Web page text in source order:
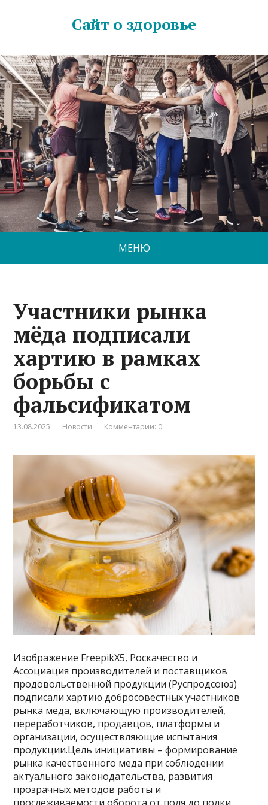
Сайт о здоровье
МЕНЮ
Участники рынка
мёда подписали
хартию в рамках
борьбы с
фальсификатом
13.08.2025 Новости Комментарии: 0
Изображение FreepikХ5, Роскачество и
Ассоциация производителей и поставщиков
продовольственной продукции (Руспродсоюз)
подписали хартию добросовестных участников
рынка мёда, включающую производителей,
переработчиков, продавцов, платформы и
организации, осуществляющие испытания
продукции.Цель инициативы – формирование
рынка качественного меда при соблюдении
актуального законодательства, развития
прозрачных методов работы и